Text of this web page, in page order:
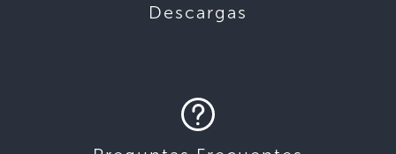
Descargas